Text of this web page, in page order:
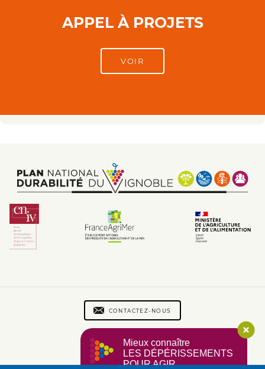
APPEL À PROJETS
VOIR
CONTACTEZ-NOUS
PLAN DU SITE
MENTIONS LÉGALES
CGU
Mieux connaître
LES DÉPÉRISSEMENTS
POUR AGIR